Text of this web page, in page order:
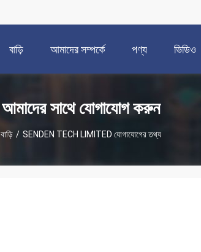
বাড়ি আমাদের সম্পর্কে পণ্য ভিডিও
আমাদের সাথে যোগাযোগ করুন
বাড়ি / SENDEN TECH LIMITED যোগাযোগের তথ্য